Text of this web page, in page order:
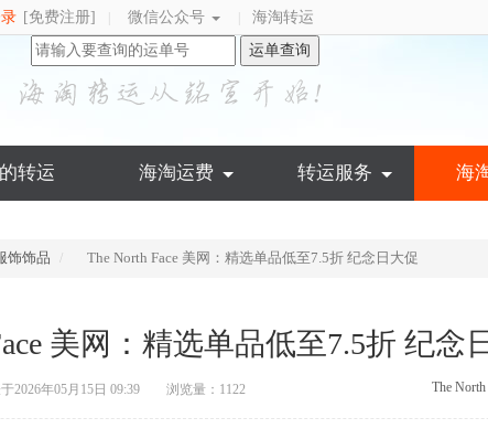
[免费注册] 微信公众号 海淘转运
运单查询
转运 海淘运费 转运服务 海
饰饰品 The North Face 美网：精选单品低至7.5折 纪念日大促
美网：精选单品低至7.5折 纪念
2026年05月15日 09:39 浏览量：1122 The North